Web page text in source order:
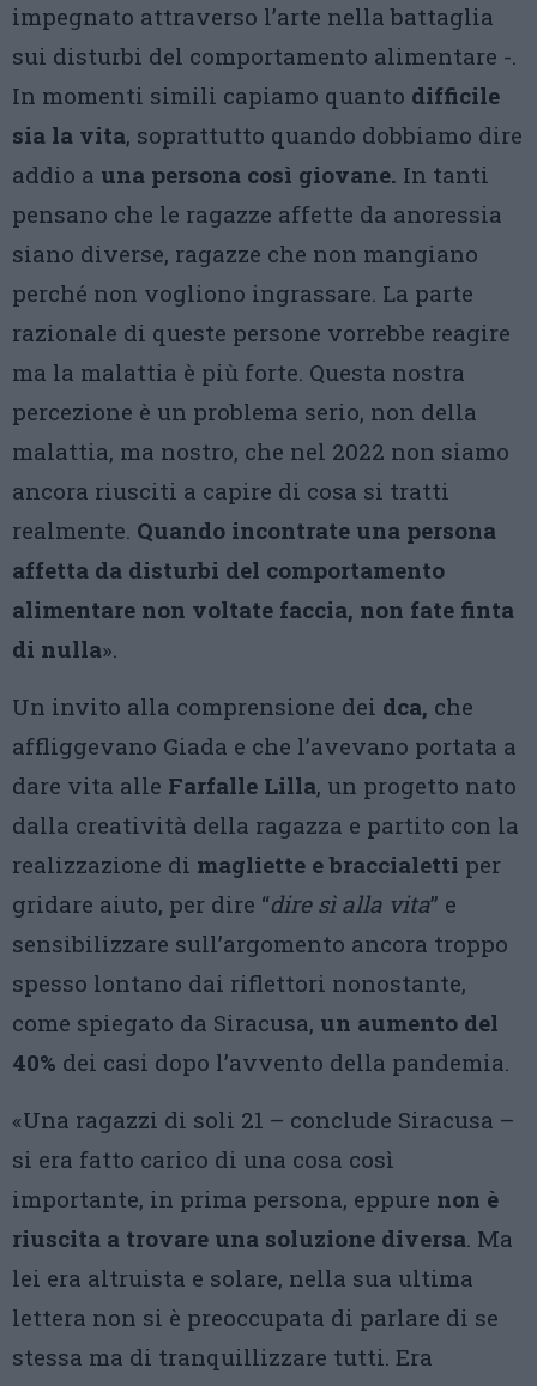
impegnato attraverso l’arte nella battaglia
sui disturbi del comportamento alimentare -.
In momenti simili capiamo quanto difficile
sia la vita, soprattutto quando dobbiamo dire
addio a una persona così giovane. In tanti
pensano che le ragazze affette da anoressia
siano diverse, ragazze che non mangiano
perché non vogliono ingrassare. La parte
razionale di queste persone vorrebbe reagire
ma la malattia è più forte. Questa nostra
percezione è un problema serio, non della
malattia, ma nostro, che nel 2022 non siamo
ancora riusciti a capire di cosa si tratti
realmente. Quando incontrate una persona
affetta da disturbi del comportamento
alimentare non voltate faccia, non fate finta
di nulla».
Un invito alla comprensione dei dca, che
affliggevano Giada e che l’avevano portata a
dare vita alle Farfalle Lilla, un progetto nato
dalla creatività della ragazza e partito con la
realizzazione di magliette e braccialetti per
gridare aiuto, per dire “dire sì alla vita” e
sensibilizzare sull’argomento ancora troppo
spesso lontano dai riflettori nonostante,
come spiegato da Siracusa, un aumento del
40% dei casi dopo l’avvento della pandemia.
«Una ragazzi di soli 21 – conclude Siracusa –
si era fatto carico di una cosa così
importante, in prima persona, eppure non è
riuscita a trovare una soluzione diversa. Ma
lei era altruista e solare, nella sua ultima
lettera non si è preoccupata di parlare di se
stessa ma di tranquillizzare tutti. Era